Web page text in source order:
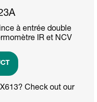
à entrée double
IR et NCV
Check out our